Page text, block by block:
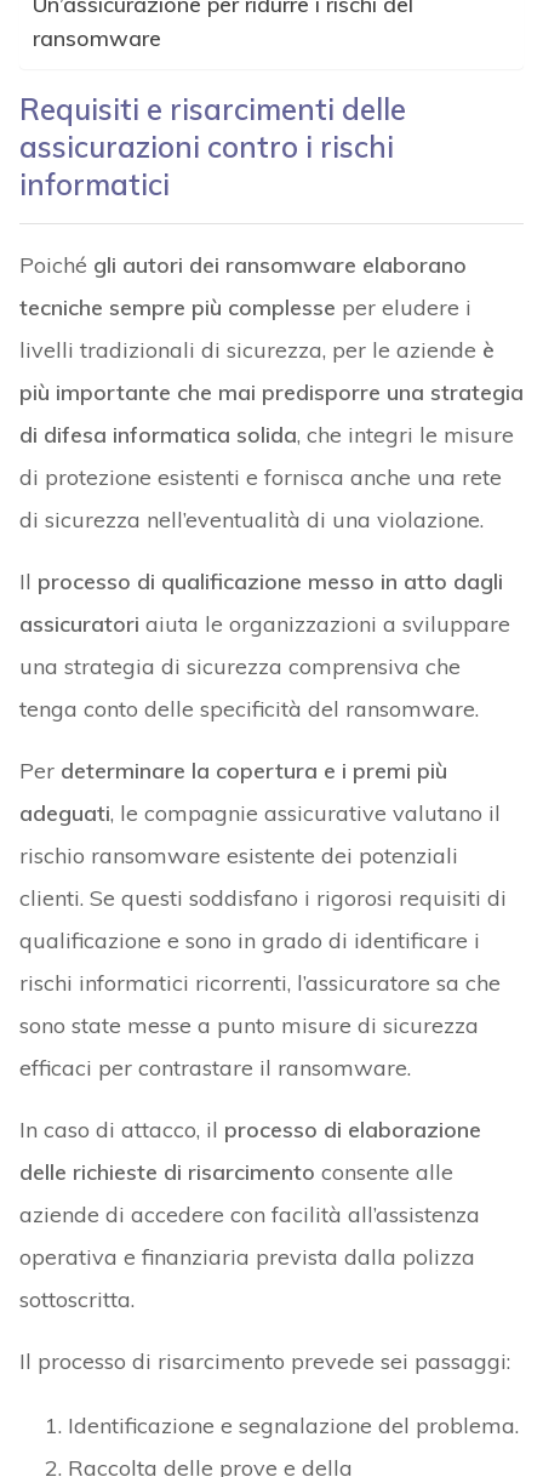
ransomware
Requisiti e risarcimenti delle
assicurazioni contro i rischi
informatici
Poiché gli autori dei ransomware elaborano
tecniche sempre più complesse per eludere i
livelli tradizionali di sicurezza, per le aziende è
più importante che mai predisporre una strategia
di difesa informatica solida, che integri le misure
di protezione esistenti e fornisca anche una rete
di sicurezza nell’eventualità di una violazione.
Il processo di qualificazione messo in atto dagli
assicuratori aiuta le organizzazioni a sviluppare
una strategia di sicurezza comprensiva che
tenga conto delle specificità del ransomware.
Per determinare la copertura e i premi più
adeguati, le compagnie assicurative valutano il
rischio ransomware esistente dei potenziali
clienti. Se questi soddisfano i rigorosi requisiti di
qualificazione e sono in grado di identificare i
rischi informatici ricorrenti, l’assicuratore sa che
sono state messe a punto misure di sicurezza
efficaci per contrastare il ransomware.
In caso di attacco, il processo di elaborazione
delle richieste di risarcimento consente alle
aziende di accedere con facilità all’assistenza
operativa e finanziaria prevista dalla polizza
sottoscritta.
Il processo di risarcimento prevede sei passaggi:
Identificazione e segnalazione del problema.
Raccolta delle prove e della